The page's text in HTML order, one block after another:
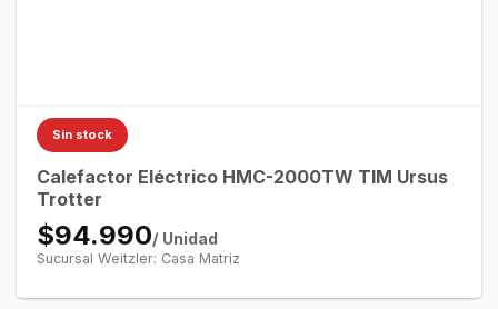
Sin stock
Calefactor Eléctrico HMC-2000TW TIM Ursus
Trotter
$94.990/ Unidad
Sucursal Weitzler: Casa Matriz